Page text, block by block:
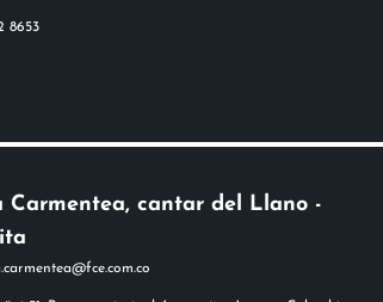
8653
Carmentea, cantar del Llano -